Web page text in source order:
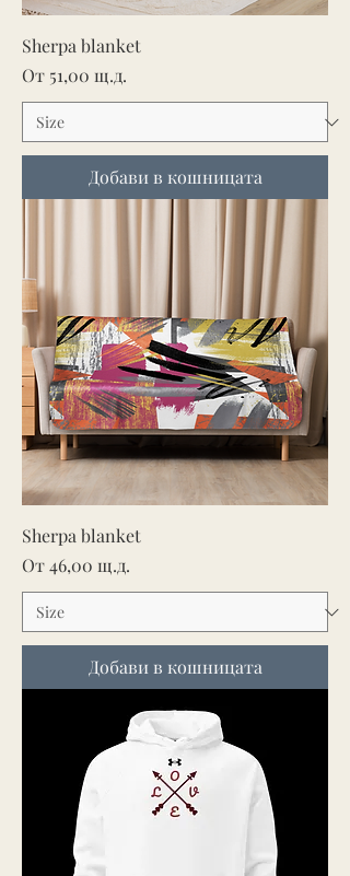
Sherpa blanket
От 51,00 щ.д.
Продажна цена
Добави в кошницата
Sherpa blanket
От46,00 щ.д.
Продажна цена
Добави в кошницата